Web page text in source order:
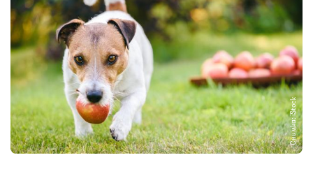
Снимка: iStock